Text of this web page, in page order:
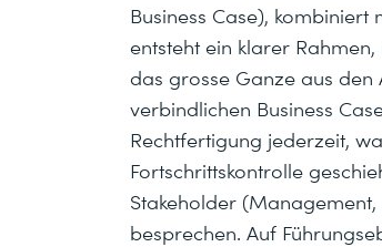
Business Case),
entsteht ein klarer
das grosse Ganze aus
verbindlichen Business
Rechtfertigung jederzeit,
Fortschrittskontrolle
Stakeholder
besprechen. Auf